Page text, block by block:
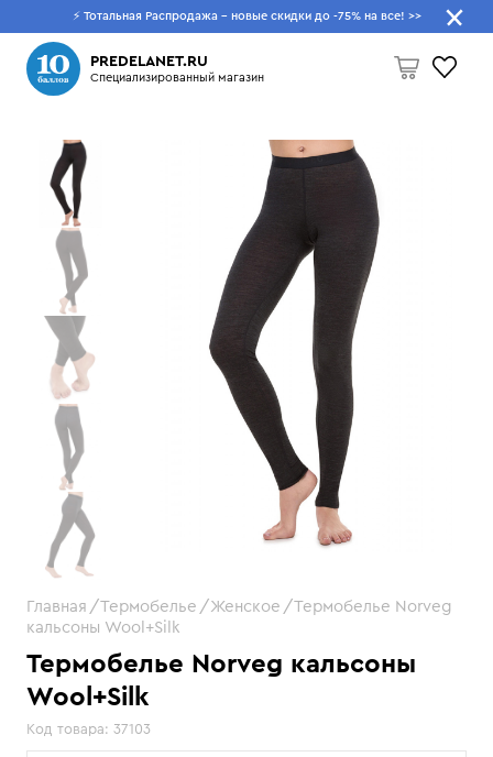
⚡ Тотальная Распродажа - новые скидки до -75% на все! >>
PREDELANET.RU
Специализированный магазин
Пусто
Что будем искать?
Термобелье Norveg кальсоны
Wool+Silk
Код товара: 37103
Главная Термобелье Женское
Термобелье Norveg
кальсоны Wool+Silk